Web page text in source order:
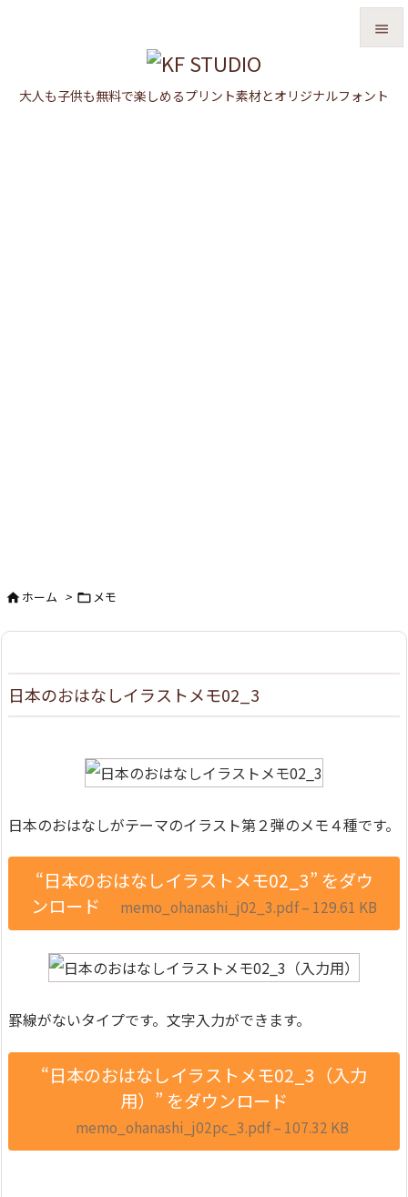
大人も子供も無料で楽しめるプリント素材とオリジナルフォント

ホーム > メモ
日本のおはなしイラストメモ02_3
日本のおはなしがテーマのイラスト第２弾のメモ４種です。
“日本のおはなしイラストメモ02_3” をダウ
ンロード
memo_ohanashi_j02_3.pdf – 129.61 KB
罫線がないタイプです。文字入力ができます。
“日本のおはなしイラストメモ02_3（入力
用）” をダウンロード
memo_ohanashi_j02pc_3.pdf – 107.32 KB